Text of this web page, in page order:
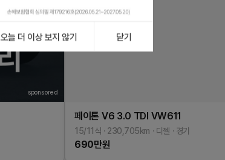
sponsored
페이톤 V6 3.0 TDI VW611
15/11식 230,705km 디젤 경기
690만원
오늘 더 이상 보지 않기 닫기